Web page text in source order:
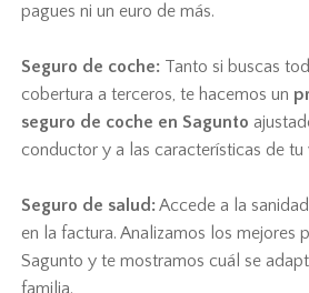
pagues ni un euro de más.
Seguro de coche: Tanto si buscas
cobertura a terceros, te hacemos un
seguro de coche en Sagunto
conductor y a las características de tu
Seguro de salud:Accede a la
en la factura. Analizamos los mejores
Sagunto y te mostramos cuál se
familia.